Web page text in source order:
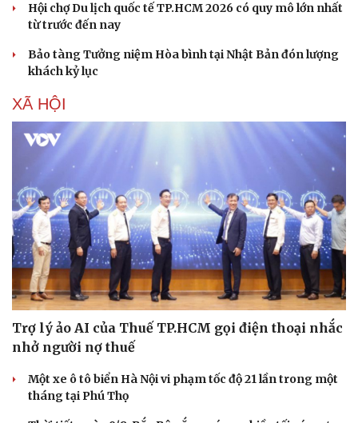
Di sản
Hội chợ Du lịch quốc tế TP.HCM 2026 có quy mô lớn nhất
từ trước đến nay
Bảo tàng Tưởng niệm Hòa bình tại Nhật Bản đón lượng
khách kỷ lục
XÃ HỘI
Trợ lý ảo AI của Thuế TP.HCM gọi điện thoại nhắc
nhở người nợ thuế
Một xe ô tô biển Hà Nội vi phạm tốc độ 21 lần trong một
tháng tại Phú Thọ